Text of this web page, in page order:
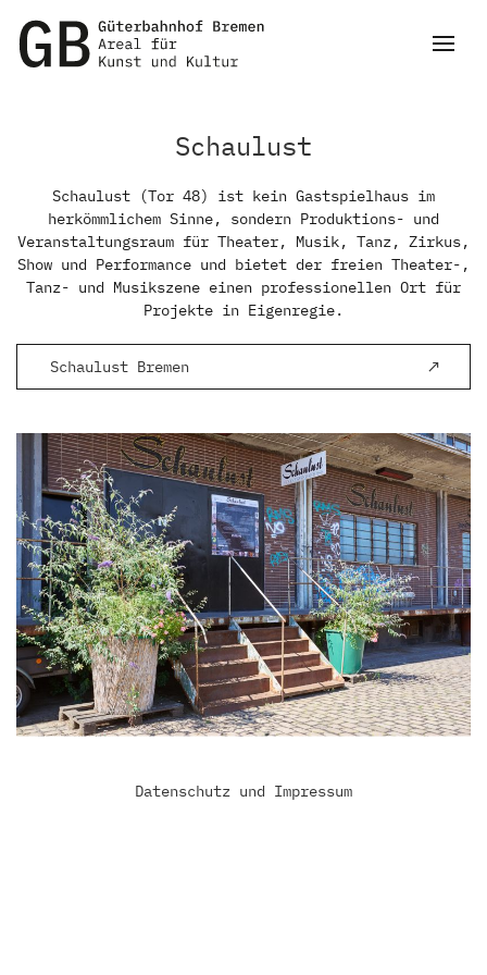
Schaulust
Schaulust (Tor 48) ist kein Gastspielhaus im
herkömmlichem Sinne, sondern Produktions- und
Veranstaltungsraum für Theater, Musik, Tanz, Zirkus,
Show und Performance und bietet der freien Theater-,
Tanz- und Musikszene einen professionellen Ort für
Projekte in Eigenregie.
Schaulust Bremen
Datenschutz und Impressum